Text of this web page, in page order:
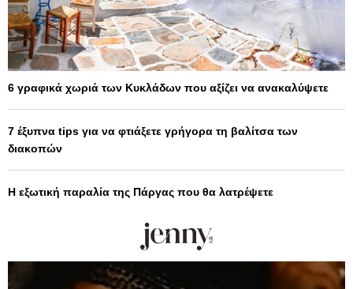
6 γραφικά χωριά των Κυκλάδων που αξίζει να ανακαλύψετε
7 έξυπνα tips για να φτιάξετε γρήγορα τη βαλίτσα των
διακοπών
Η εξωτική παραλία της Πάργας που θα λατρέψετε